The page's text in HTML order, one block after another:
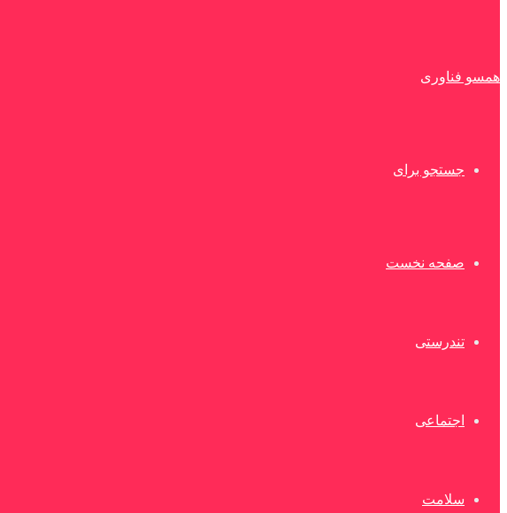
همسو فناوری
جستجو برای
صفحه نخست
تندرستی
اجتماعی
سلامت